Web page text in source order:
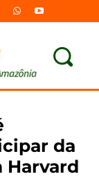
da
Harvard